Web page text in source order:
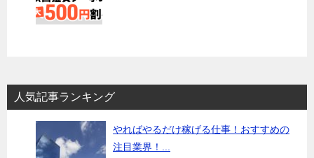
人気記事ランキング
やればやるだけ稼げる仕事！おすすめの
注目業界！...